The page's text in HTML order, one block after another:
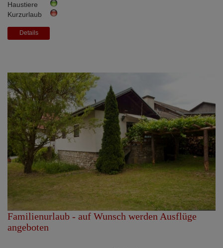
Haustiere
Kurzurlaub
Details
Familienurlaub - auf Wunsch werden Ausflüge
angeboten